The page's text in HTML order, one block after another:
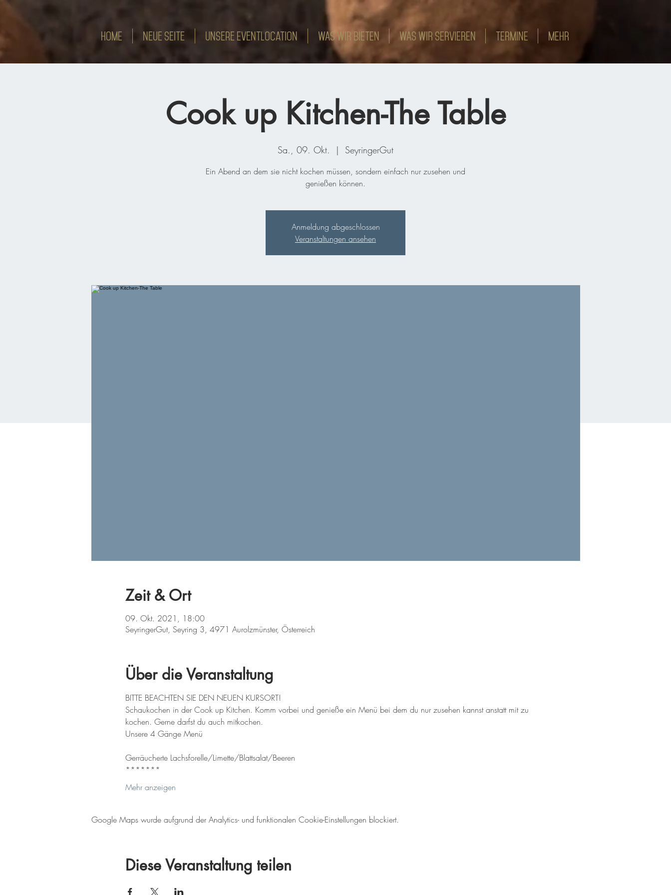
HOME Neue Seite Unsere Eventlocation WAS WIR BIETEN WAS WIR SERVIEREN TERMINE MEHR
Cook up Kitchen-The Table
Sa., 09. Okt.
  |
SeyringerGut
Ein Abend an dem sie nicht kochen müssen, sondern einfach nur zusehen und
genießen können.
Anmeldung abgeschlossen
Veranstaltungen ansehen
Zeit & Ort
09. Okt. 2021, 18:00
SeyringerGut, Seyring 3, 4971 Aurolzmünster, Österreich
Über die Veranstaltung
BITTE BEACHTEN SIE DEN NEUEN KURSORT!
Schaukochen in der Cook up Kitchen. Komm vorbei und genieße ein Menü bei dem du nur zusehen kannst anstatt mit zu
kochen. Gerne darfst du auch mitkochen.
Unsere 4 Gänge Menü
Gerräucherte Lachsforelle/Limette/Blattsalat/Beeren
*******
Mehr anzeigen
Google Maps wurde aufgrund der Analytics- und funktionalen Cookie-Einstellungen blockiert.
Diese Veranstaltung teilen